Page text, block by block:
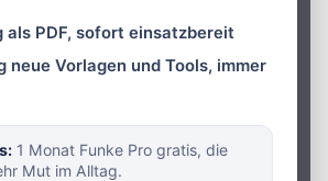
als PDF, sofort einsatzbereit
neue Vorlagen und Tools, immer
1 Monat Funke Pro gratis, die
Mut im Alltag.